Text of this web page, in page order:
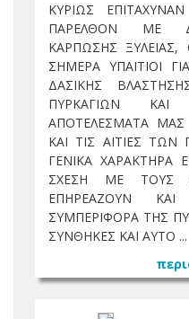
ΚΥΡΙΩΣ
ΠΑΡΕΛΘΟΝ ΜΕ
ΚΑΡΠΩΣΗΣ ΞΥΛΕΙΑΣ,
ΣΗΜΕΡΑ ΥΠΑΙΤΙΟΙ
ΔΑΣΙΚΗΣ
ΠΥΡΚΑΓΙΩΝ
ΑΠΟΤΕΛΕΣΜΑΤΑ ΜΑΣ
ΚΑΙ ΤΙΣ ΑΙΤΙΕΣ ΤΩΝ
ΓΕΝΙΚΑ ΧΑΡΑΚΤΗΡΑ
ΣΧΕΣΗ ΜΕ ΤΟΥΣ
ΕΠΗΡΕΑΖΟΥΝ
ΣΥΜΠΕΡΙΦΟΡΑ ΤΗΣ
ΣΥΝΘΗΚΕΣ ΚΑΙ ΑΥΤΟ ...